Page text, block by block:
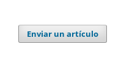
Enviar un artículo